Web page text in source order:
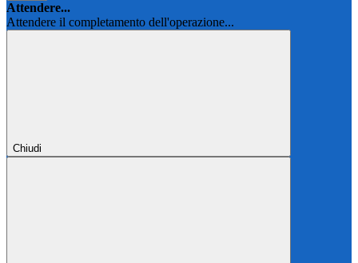
Attendere...
Attendere il completamento dell'operazione...
Chiudi